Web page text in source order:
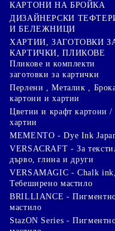
КАРТОНИ НА БРОЙКА
ДИЗАЙНЕРСКИ
И БЕЛЕЖНИЦИ
ХАРТИИ, ЗАГОТОВКИ
КАРТИЧКИ, ПЛИКОВЕ
Пликове и комплекти
заготовки за картички
Перлени , Металик ,
картони и хартии
Цветни и крафт картони /
хартии
MEMENTO - Dye Ink
VERSACRAFT - За
дърво, глина и други
VERSAMAGIC - Chalk ink,
Тебеширено мастило
BRILLIANCE -
мастило
StazON Series -